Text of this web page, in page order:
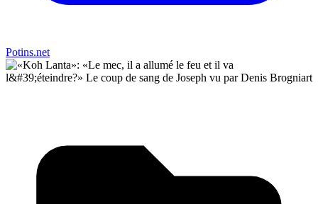
Potins.net